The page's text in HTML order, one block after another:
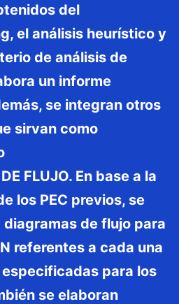
del
el análisis heurístico y
de análisis de
un informe
se integran otros
sirvan como
FLUJO. En base a la
los PEC previos, se
de flujo para
referentes a cada una
para los
se elaboran